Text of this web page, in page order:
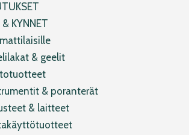
& KYNNET
& geelit
& poranterät
& laitteet